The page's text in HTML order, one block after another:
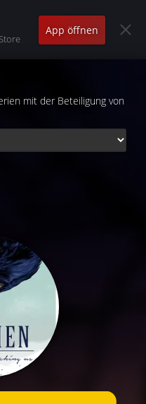
App öffnen
mit der Beteiligung von